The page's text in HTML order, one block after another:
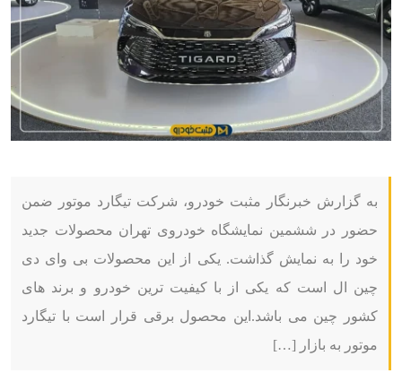
به گزارش خبرنگار مثبت خودرو، شرکت تیگارد موتور ضمن
حضور در ششمین نمایشگاه خودروی تهران محصولات جدید
خود را به نمایش گذاشت. یکی از این محصولات بی وای دی
چین ال است که یکی از با کیفیت ترین خودرو و برند های
کشور چین می باشد.این محصول برقی قرار است با تیگارد
موتور به بازار […]